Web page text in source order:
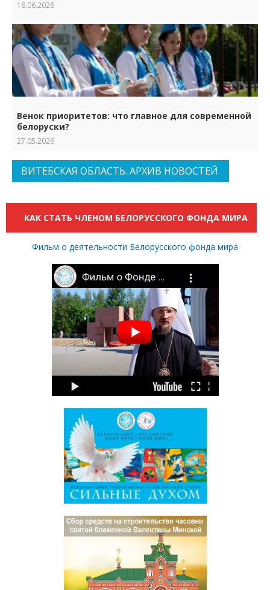
18.06.2026
Венок приоритетов: что главное для современной
белоруски?
27.05.2026
ВИТЕБСКАЯ ОБЛАСТЬ. АРХИВ НОВОСТЕЙ.
КАК СТАТЬ ЧЛЕНОМ БЕЛОРУССКОГО ФОНДА МИРА
Фильм о деятельности Белорусского фонда мира